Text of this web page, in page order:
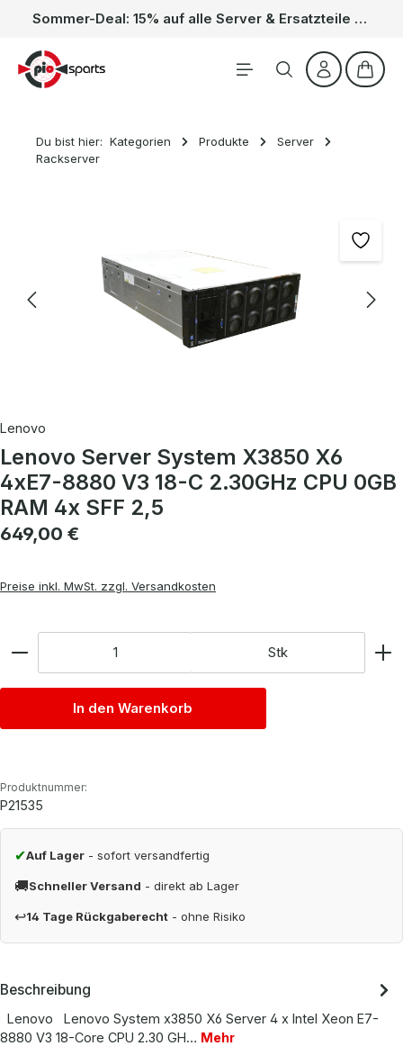
Zum Hauptinhalt springen Sommer-Deal: 15% auf alle Server & Ersatzteile – Kein Code nötig, der Rabatt wird automatisch im Warenkorb abgezogen. Gültig vom 01.06. bis 31.08.
Du bist hier: Kategorien Produkte
Server
Rackserver
Lenovo
Lenovo Server System X3850 X6
4xE7-8880 V3 18-C 2.30GHz CPU 0GB
RAM 4x SFF 2,5
Regulärer Preis:
649,00 €
Preise inkl. MwSt. zzgl. Versandkosten
Stk
In den Warenkorb
Produktnummer:
P21535
✔Auf Lager - sofort versandfertig
🚚Schneller Versand - direkt ab Lager
↩14 Tage Rückgaberecht - ohne Risiko
Beschreibung
Lenovo Lenovo System x3850 X6 Server 4 x Intel Xeon E7-
8880 V3 18-Core CPU 2.30 GH… Mehr